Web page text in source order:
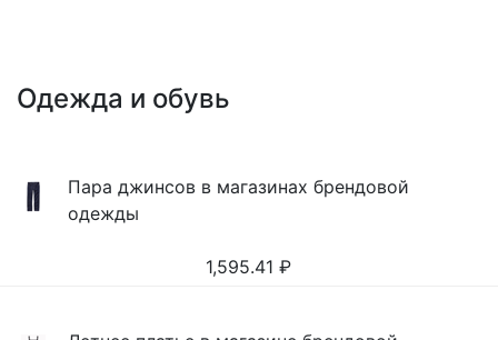
Одежда и обувь
Пара джинсов в магазинах брендовой
одежды
1,595.41 ₽